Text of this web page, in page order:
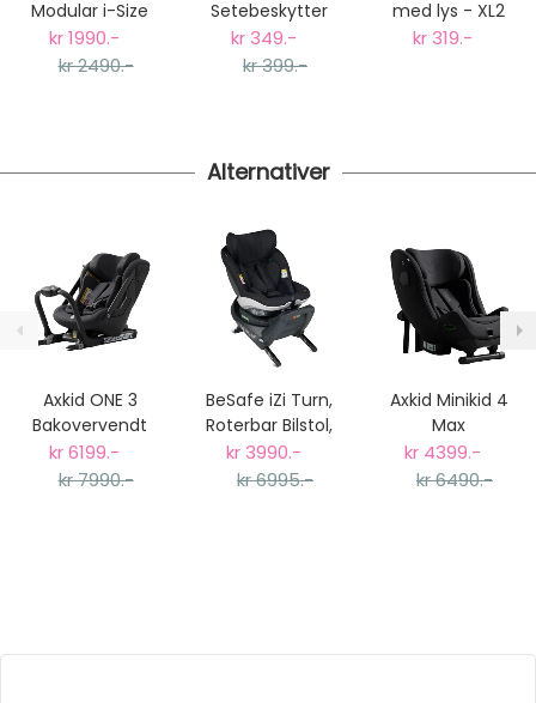
dager fra bestilling til levering.
Vi har fri retur ved bytte.
Modular i-Size
Bilstol Base
kr 1990.-
kr 2490.-
Setebeskytter
Bilstol -
Bakovervendt
kr 349.-
kr 399.-
med lys - XL2
kr 319.-
Alternativer
Axkid ONE 3
Bakovervendt
Bilstol, Coastal
Storm Black
kr 6199.-
kr 7990.-
BeSafe iZi Turn,
Roterbar Bilstol,
Fresh Black Cab
kr 3990.-
kr 6995.-
Axkid Minikid 4
Max
Bakovervendt
Bilstol, Coastal
kr 4399.-
kr 6490.-